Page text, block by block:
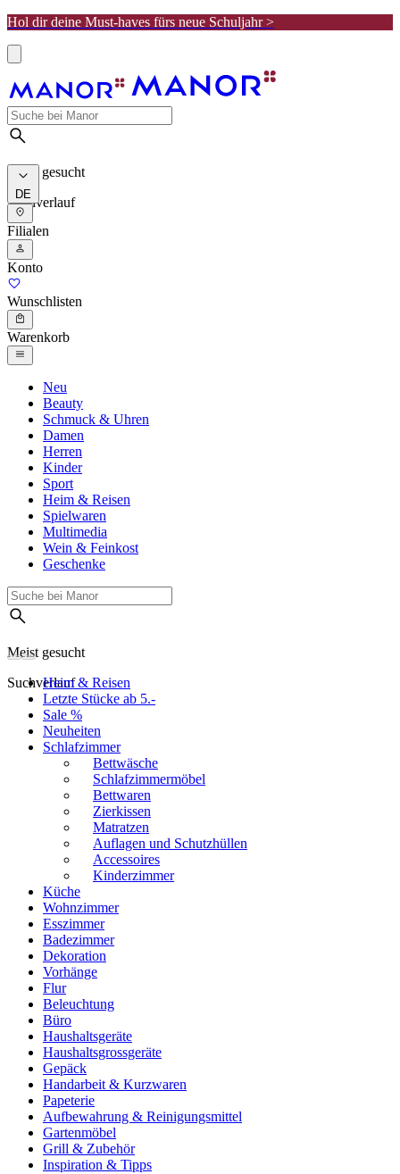
Hol dir deine Must-haves fürs neue Schuljahr >
Meist gesucht
Suchverlauf
DE
Filialen
Konto
Wunschlisten
Warenkorb
Neu
Beauty
Schmuck & Uhren
Damen
Herren
Kinder
Sport
Heim & Reisen
Spielwaren
Multimedia
Wein & Feinkost
Geschenke
Meist gesucht
SuchverlaufHeim & Reisen
Letzte Stücke ab 5.-
Sale %
Neuheiten
Schlafzimmer
Bettwäsche
Schlafzimmermöbel
Bettwaren
Zierkissen
Matratzen
Auflagen und Schutzhüllen
Accessoires
Kinderzimmer
Küche
Wohnzimmer
Esszimmer
Badezimmer
Dekoration
Vorhänge
Flur
Beleuchtung
Büro
Haushaltsgeräte
Haushaltsgrossgeräte
Gepäck
Handarbeit & Kurzwaren
Papeterie
Aufbewahrung & Reinigungsmittel
Gartenmöbel
Grill & Zubehör
Inspiration & Tipps